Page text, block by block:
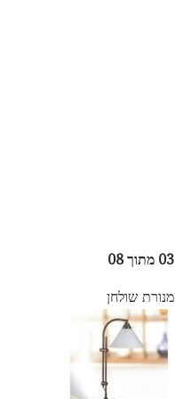
03 מתוך 08
מנורת שולחן